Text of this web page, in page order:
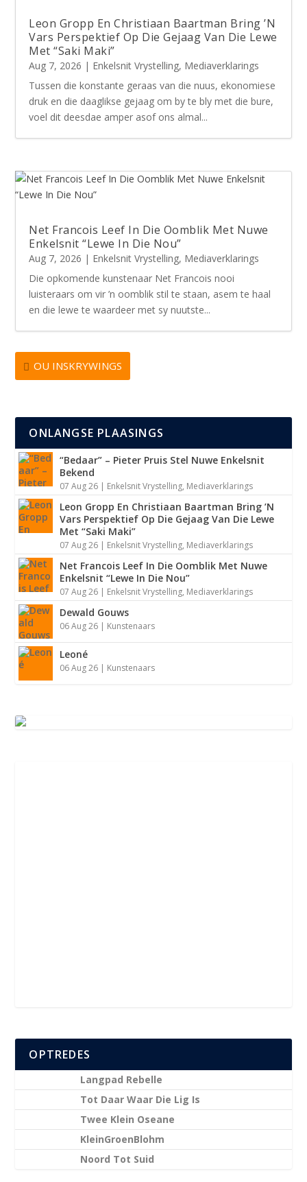
Leon Gropp En Christiaan Baartman Bring ’N
Vars Perspektief Op Die Gejaag Van Die Lewe
Met “Saki Maki”
Aug 7, 2026 | Enkelsnit Vrystelling, Mediaverklarings
Tussen die konstante geraas van die nuus, ekonomiese
druk en die daaglikse gejaag om by te bly met die bure,
voel dit deesdae amper asof ons almal...
Net Francois Leef In Die Oomblik Met Nuwe
Enkelsnit “Lewe In Die Nou”
Aug 7, 2026 | Enkelsnit Vrystelling, Mediaverklarings
Die opkomende kunstenaar Net Francois nooi
luisteraars om vir ’n oomblik stil te staan, asem te haal
en die lewe te waardeer met sy nuutste...
OU INSKRYWINGS
ONLANGSE PLAASINGS
“Bedaar” – Pieter Pruis Stel Nuwe Enkelsnit
Bekend
07 Aug 26 | Enkelsnit Vrystelling, Mediaverklarings
Leon Gropp En Christiaan Baartman Bring ’N
Vars Perspektief Op Die Gejaag Van Die Lewe
Met “Saki Maki”
07 Aug 26 | Enkelsnit Vrystelling, Mediaverklarings
Net Francois Leef In Die Oomblik Met Nuwe
Enkelsnit “Lewe In Die Nou”
07 Aug 26 | Enkelsnit Vrystelling, Mediaverklarings
Dewald Gouws
06 Aug 26 | Kunstenaars
Leoné
06 Aug 26 | Kunstenaars
OPTREDES
Langpad Rebelle
Tot Daar Waar Die Lig Is
Twee Klein Oseane
KleinGroenBlohm
Noord Tot Suid